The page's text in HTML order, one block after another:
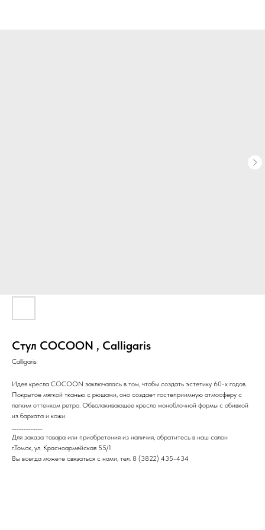
Стул COCOON , Calligaris
Calligaris
Идея кресла COCOON заключалась в том, чтобы создать эстетику 60-х годов.
Покрытое мягкой тканью с рюшами, оно создает гостеприимную атмосферу с
легким оттенком ретро. Обволакивающее кресло моноблочной формы с обивкой
из бархата и кожи.
Для заказа товара или приобретения из наличия, обратитесь в наш салон
г.Томск, ул. Красноармейская 55/1
Вы всегда можете связаться с нами, тел. 8 (3822) 435-434